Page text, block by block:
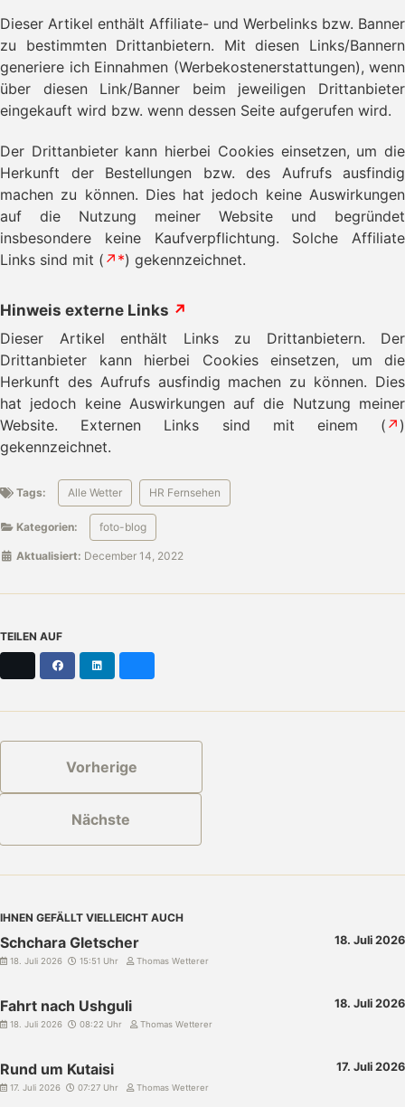
Dieser Artikel enthält Affiliate- und Werbelinks bzw. Banner
zu bestimmten Drittanbietern. Mit diesen Links/Bannern
generiere ich Einnahmen (Werbekostenerstattungen), wenn
über diesen Link/Banner beim jeweiligen Drittanbieter
eingekauft wird bzw. wenn dessen Seite aufgerufen wird.
Der Drittanbieter kann hierbei Cookies einsetzen, um die
Herkunft der Bestellungen bzw. des Aufrufs ausfindig
machen zu können. Dies hat jedoch keine Auswirkungen
auf die Nutzung meiner Website und begründet
insbesondere keine Kaufverpflichtung. Solche Affiliate
Links sind mit ( ↗*) gekennzeichnet.
Hinweis externe Links ↗
Dieser Artikel enthält Links zu Drittanbietern. Der
Drittanbieter kann hierbei Cookies einsetzen, um die
Herkunft des Aufrufs ausfindig machen zu können. Dies
hat jedoch keine Auswirkungen auf die Nutzung meiner
Website. Externen Links sind mit einem ( ↗ )
gekennzeichnet.
Tags: Alle Wetter HR Fernsehen
Kategorien: foto-blog
Aktualisiert: December 14, 2022
TEILEN AUF
Facebook
Vorherige
Nächste
IHNEN GEFÄLLT VIELLEICHT AUCH
Schchara Gletscher 18. Juli 2026
18. Juli 2026 15:51 Uhr Thomas Wetterer
Fahrt nach Ushguli 18. Juli 2026
18. Juli 2026 08:22 Uhr Thomas Wetterer
Rund um Kutaisi 17. Juli 2026
17. Juli 2026 07:27 Uhr Thomas Wetterer